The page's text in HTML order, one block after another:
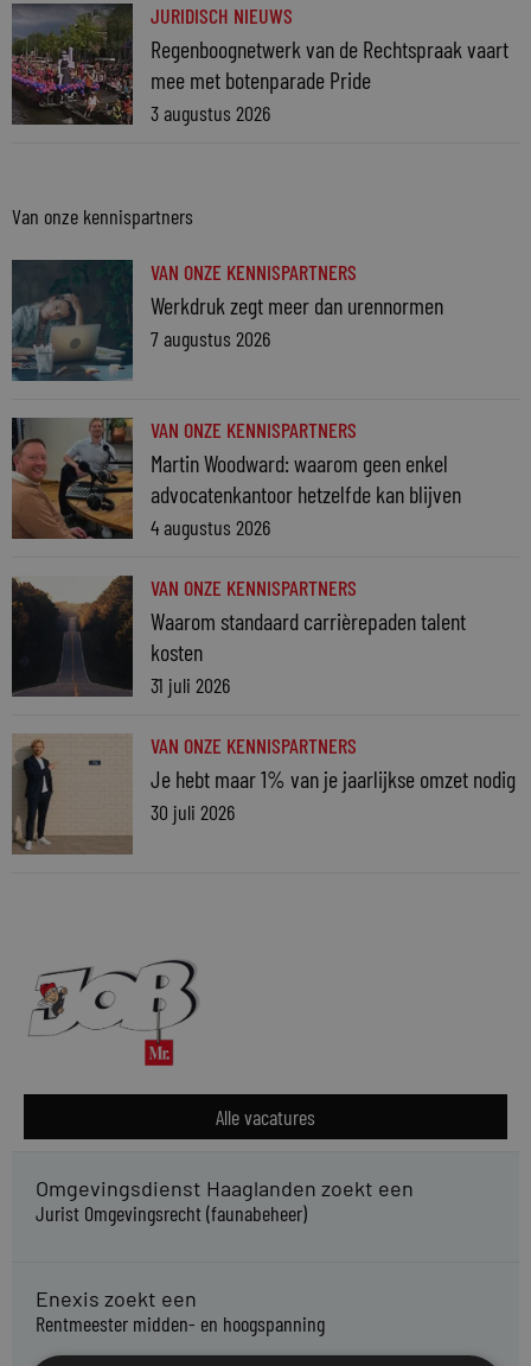
JURIDISCH NIEUWS
Regenboognetwerk van de Rechtspraak vaart
mee met botenparade Pride
3 augustus 2026
Van onze kennispartners
VAN ONZE KENNISPARTNERS
Werkdruk zegt meer dan urennormen
7 augustus 2026
VAN ONZE KENNISPARTNERS
Martin Woodward: waarom geen enkel
advocatenkantoor hetzelfde kan blijven
4 augustus 2026
VAN ONZE KENNISPARTNERS
Waarom standaard carrièrepaden talent
kosten
31 juli 2026
VAN ONZE KENNISPARTNERS
Je hebt maar 1% van je jaarlijkse omzet nodig
30 juli 2026
Alle vacatures
Omgevingsdienst Haaglanden zoekt een
Jurist Omgevingsrecht (faunabeheer)
Enexis zoekt een
Rentmeester midden- en hoogspanning